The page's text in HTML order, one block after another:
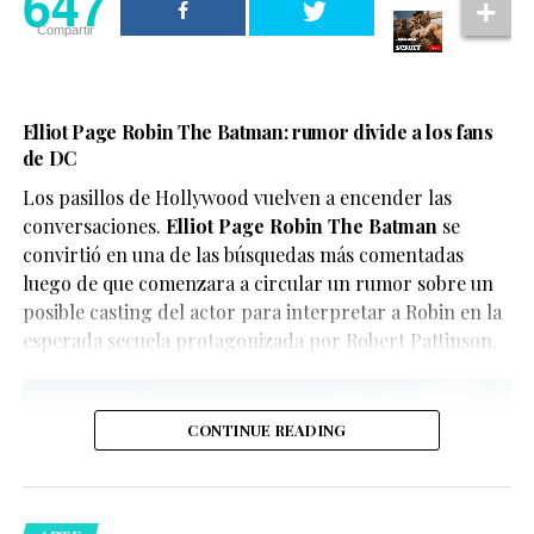
aunque también han abierto el debate sobre la
necesidad de identificar claramente este tipo de
En este caso, el objetivo del video parece ser
únicamente divertir a los seguidores de X-Men, quienes
han convertido el clip en uno de los contenidos virales
del momento.
acudieron al domicilio tras recibir llamadas de personas
Compartir
Elliot Page Robin The Batman: rumor divide a los fans
de DC
Los pasillos de Hollywood vuelven a encender las
conversaciones. Elliot Page Robin The Batman se
convirtió en una de las búsquedas más comentadas
luego de que comenzara a circular un rumor sobre un
posible casting del actor para interpretar a Robin en la
esperada secuela protagonizada por Robert Pattinson.
CONTINUE READING